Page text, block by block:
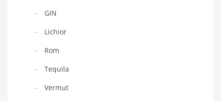
GIN
Lichior
Rom
Tequila
Vermut